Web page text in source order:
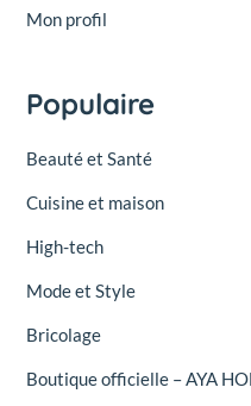
Mon profil
Populaire
Beauté et Santé
Cuisine et maison
High-tech
Mode et Style
Bricolage
Boutique officielle – AYA